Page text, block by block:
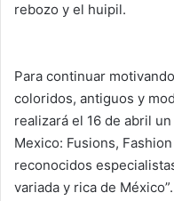
rebozo y el huipil.
Para continuar
coloridos, antiguos y
realizará el 16 de abril
Mexico: Fusions,
reconocidos
variada y rica de México”.